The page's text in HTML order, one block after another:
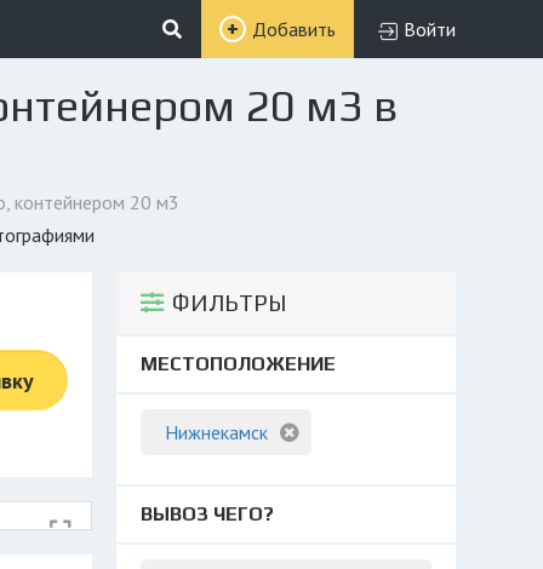
Добавить Войти
20 м3 в
контейнером 20 м3
ФИЛЬТРЫ
МЕСТОПОЛОЖЕНИЕ
Нижнекамск
ВЫВОЗ ЧЕГО?